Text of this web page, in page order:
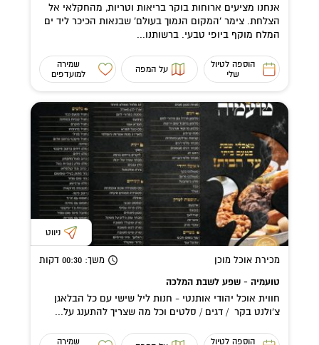
אנחנו מציעים ארוחות בוקר בריאות וטריות, מהחקלאי אל
הצלחת. צימר ‘המקום הנמוך בעולם’ שבנאות הכיכר ליד ים
המלח מוקף ביופי טבעי. ברשותנו...
הוספה לטיול
שלי
על המפה
שמירה
למועדפים
ניווט
מכירת אוכל מוכן משך: 00:30 דקות
טועמיה - שפע לשבת המלכה
חווית אוכל יהודי אותנטי - חנות ליל שישי עם כל הבלאגן
צ'ולנט בקר / דגים / סלטים וכל מה שצריך להתענג על...
הוספה לטיול שמירה